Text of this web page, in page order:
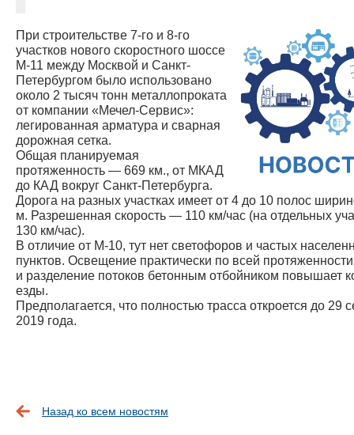
При строительстве 7-го и 8-го
участков нового скоростного шоссе
М-11 между Москвой и Санкт-
Петербургом было использовано
около 2 тысяч тонн металлопроката
от компании «Мечел-Сервис»:
легированная арматура и сварная
дорожная сетка.
Общая планируемая
протяженность — 669 км., от МКАД
до КАД вокруг Санкт-Петербурга.
Дорога на разных участках имеет от 4 до 10 полос
м. Разрешенная скорость — 110 км/час (на отдельных
130 км/час).
В отличие от М-10, тут нет светофоров и частых
пунктов. Освещение практически по всей
и разделение потоков бетонным отбойником повышает
езды.
Предполагается, что полностью трасса откроется до 29
2019 года.
Назад ко всем новостям